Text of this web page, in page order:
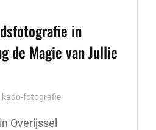
in
de Magie van Jullie
kado-fotografie
Overijssel